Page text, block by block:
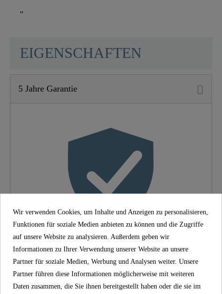
"
Material UBA Messing
Chrom
0,8 Kg
18,0 Cm
Höhe 9,0 Cm
EIGENSCHAFTEN
5 Jahre Garantie
5 Jahre Garantie
Mit der SCHÜTTE-Herstellergarantie von 5 Jahren
(gemäß den Garantiebedingungen) wird langfristige
Wir verwenden Cookies, um Inhalte und Anzeigen zu personalisieren,
Funktionen für soziale Medien anbieten zu können und die Zugriffe
auf unsere Website zu analysieren. Außerdem geben wir
Informationen zu Ihrer Verwendung unserer Website an unsere
Partner für soziale Medien, Werbung und Analysen weiter. Unsere
Partner führen diese Informationen möglicherweise mit weiteren
Daten zusammen, die Sie ihnen bereitgestellt haben oder die sie im